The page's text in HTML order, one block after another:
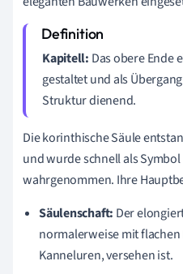
Kapitell: Das obere Ende
gestaltet und als
Struktur dienend.
Die korinthische Säule
und wurde schnell als
wahrgenommen. Ihre
Säulenschaft: Der
normalerweise mit
Kanneluren, versehen ist.